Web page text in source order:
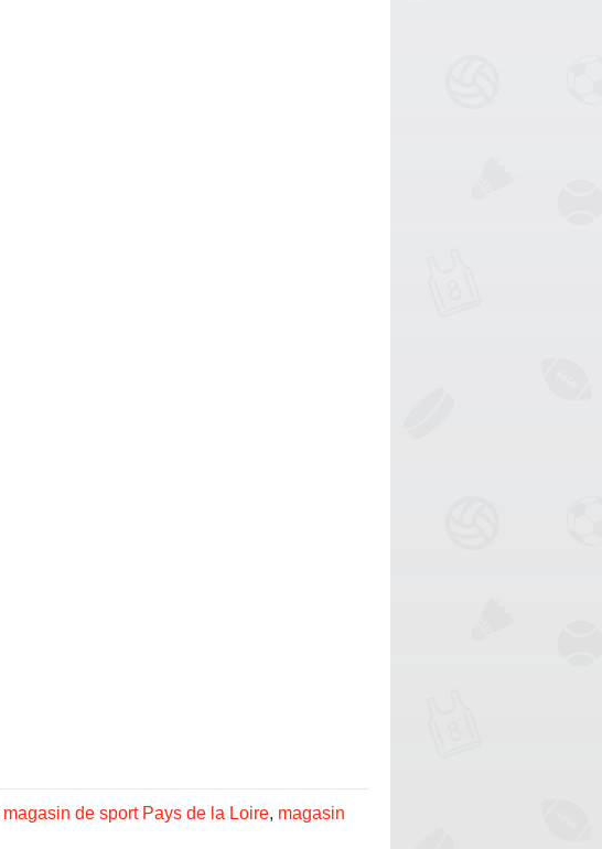
magasin de sport Pays de la Loire, magasin